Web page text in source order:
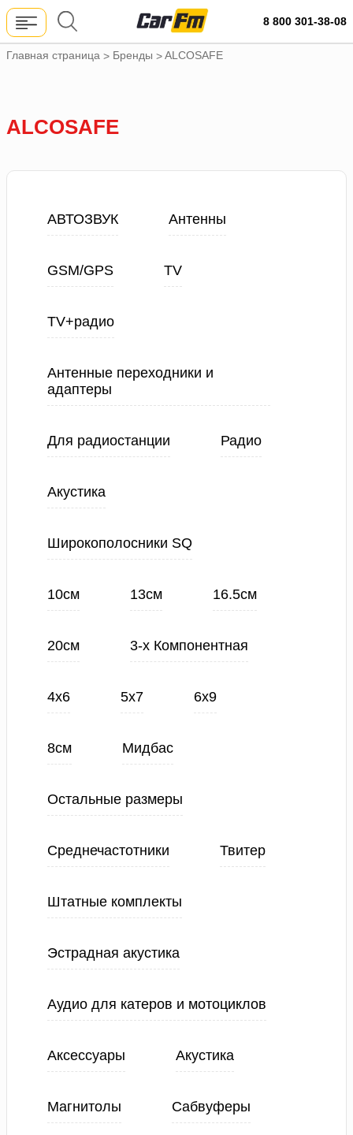
8 800 301-38-08
Главная страница > Бренды >ALCOSAFE
ALCOSAFE
АВТОЗВУК Антенны
GSM/GPS TV
TV+радио
Антенные переходники и
адаптеры
Для радиостанции Радио
Акустика
Широкополосники SQ
10см 13см 16.5см
20см 3-х Компонентная
4х6 5х7 6х9
8см Мидбас
Остальные размеры
Среднечастотники Твитер
Штатные комплекты
Эстрадная акустика
Аудио для катеров и мотоциклов
Аксессуары Акустика
Магнитолы Сабвуферы